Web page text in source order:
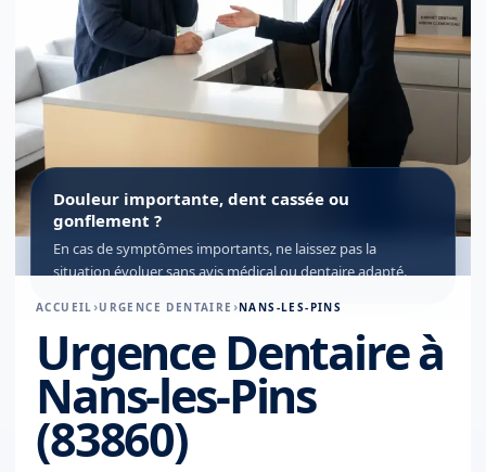
Douleur importante, dent cassée ou
gonflement ?
En cas de symptômes importants, ne laissez pas la
situation évoluer sans avis médical ou dentaire adapté.
ACCUEIL URGENCE DENTAIRE NANS-LES-PINS
Urgence Dentaire à
Nans-les-Pins
(83860)